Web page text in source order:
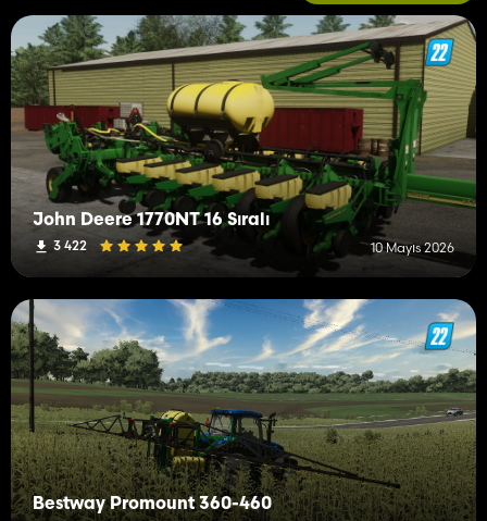
John Deere 1770NT 16 Sıralı
3 422 10 Mayıs 2026
Bestway Promount 360-460